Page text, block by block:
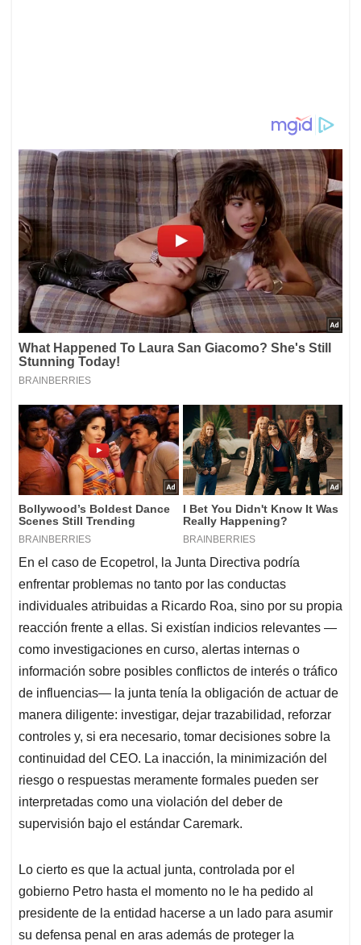
En el caso de Ecopetrol, la Junta Directiva podría
enfrentar problemas no tanto por las conductas
individuales atribuidas a Ricardo Roa, sino por su propia
reacción frente a ellas. Si existían indicios relevantes —
como investigaciones en curso, alertas internas o
información sobre posibles conflictos de interés o tráfico
de influencias— la junta tenía la obligación de actuar de
manera diligente: investigar, dejar trazabilidad, reforzar
controles y, si era necesario, tomar decisiones sobre la
continuidad del CEO. La inacción, la minimización del
riesgo o respuestas meramente formales pueden ser
interpretadas como una violación del deber de
supervisión bajo el estándar Caremark.
Lo cierto es que la actual junta, controlada por el
gobierno Petro hasta el momento no le ha pedido al
presidente de la entidad hacerse a un lado para asumir
su defensa penal en aras además de proteger la